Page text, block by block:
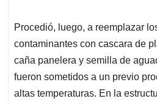
Procedió, luego, a reemplazar
contaminantes con cascara de
caña panelera y semilla de
fueron sometidos a un previo
altas temperaturas. En la